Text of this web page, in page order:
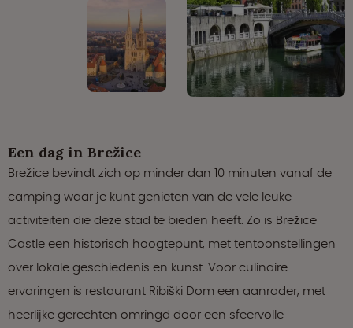
Een dag in Brežice
Brežice bevindt zich op minder dan 10 minuten vanaf de
camping waar je kunt genieten van de vele leuke
activiteiten die deze stad te bieden heeft. Zo is Brežice
Castle een historisch hoogtepunt, met tentoonstellingen
over lokale geschiedenis en kunst. Voor culinaire
ervaringen is restaurant Ribiški Dom een aanrader, met
heerlijke gerechten omringd door een sfeervolle